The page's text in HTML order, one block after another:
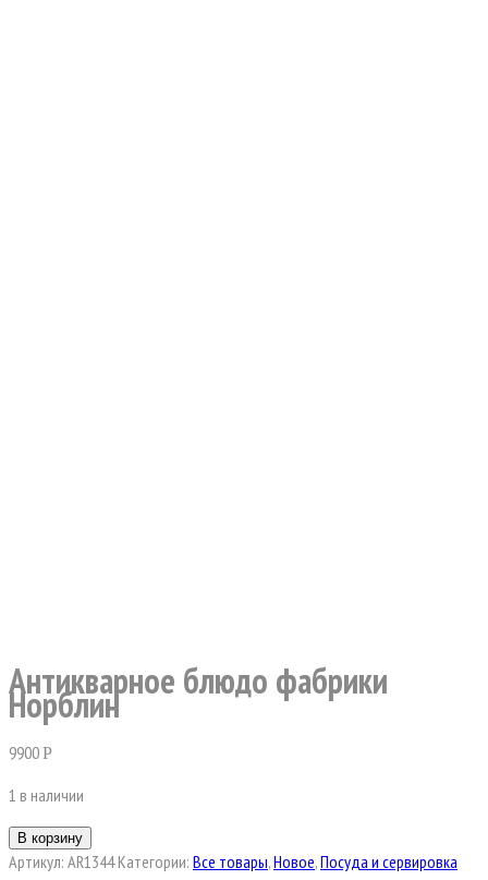
Антикварное блюдо фабрики
Норблин
9900Р
1 в наличии
В корзину
Артикул: AR1344 Категории: Все товары,Новое,Посуда и сервировка